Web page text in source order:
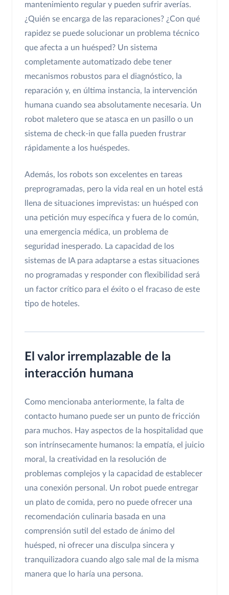
mantenimiento regular y pueden sufrir averías.
¿Quién se encarga de las reparaciones? ¿Con qué
rapidez se puede solucionar un problema técnico
que afecta a un huésped? Un sistema
completamente automatizado debe tener
mecanismos robustos para el diagnóstico, la
reparación y, en última instancia, la intervención
humana cuando sea absolutamente necesaria. Un
robot maletero que se atasca en un pasillo o un
sistema de check-in que falla pueden frustrar
rápidamente a los huéspedes.
Además, los robots son excelentes en tareas
preprogramadas, pero la vida real en un hotel está
llena de situaciones imprevistas: un huésped con
una petición muy específica y fuera de lo común,
una emergencia médica, un problema de
seguridad inesperado. La capacidad de los
sistemas de IA para adaptarse a estas situaciones
no programadas y responder con flexibilidad será
un factor crítico para el éxito o el fracaso de este
tipo de hoteles.
El valor irremplazable de la
interacción humana
Como mencionaba anteriormente, la falta de
contacto humano puede ser un punto de fricción
para muchos. Hay aspectos de la hospitalidad que
son intrínsecamente humanos: la empatía, el juicio
moral, la creatividad en la resolución de
problemas complejos y la capacidad de establecer
una conexión personal. Un robot puede entregar
un plato de comida, pero no puede ofrecer una
recomendación culinaria basada en una
comprensión sutil del estado de ánimo del
huésped, ni ofrecer una disculpa sincera y
tranquilizadora cuando algo sale mal de la misma
manera que lo haría una persona.